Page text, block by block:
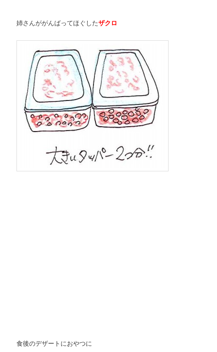
姉さんががんばってほぐしたザクロ
食後のデザートにおやつに